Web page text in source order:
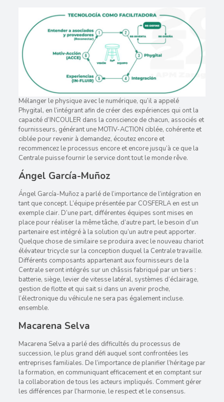
Mélanger le physique avec le numérique, qu’il a appelé
Phygital, en l’intégrant afin de créer des expériences qui ont la
capacité d’INCOULER dans la conscience de chacun, associés et
fournisseurs, générant une MOTIV-ACTION ciblée, cohérente et
ciblée pour revenir à demandez, écoutez encore et
recommencez le processus encore et encore jusqu’à ce que la
Centrale puisse fournir le service dont tout le monde rêve.
Ángel García-Muñoz
Ángel García-Muñoz a parlé de l’importance de l’intégration en
tant que concept. L’équipe présentée par COSFERLA en est un
exemple clair. D’une part, différentes équipes sont mises en
place pour réaliser la même tâche, d’autre part, le besoin d’un
partenaire est intégré à la solution qu’un autre peut apporter.
Quelque chose de similaire se produira avec le nouveau chariot
élévateur tricycle sur la conception duquel la Centrale travaille.
Différents composants appartenant aux fournisseurs de la
Centrale seront intégrés sur un châssis fabriqué par un tiers :
batterie, siège, levier de vitesse latéral, systèmes d’éclairage,
gestion de flotte et qui sait si dans un avenir proche,
l’électronique du véhicule ne sera pas également incluse.
ensemble.
Macarena Selva
Macarena Selva a parlé des difficultés du processus de
succession, le plus grand défi auquel sont confrontées les
entreprises familiales. De l’importance de planifier l’héritage par
la formation, en communiquant efficacement et en comptant sur
la collaboration de tous les acteurs impliqués. Comment gérer
les différences par l’harmonie, le respect et le consensus.